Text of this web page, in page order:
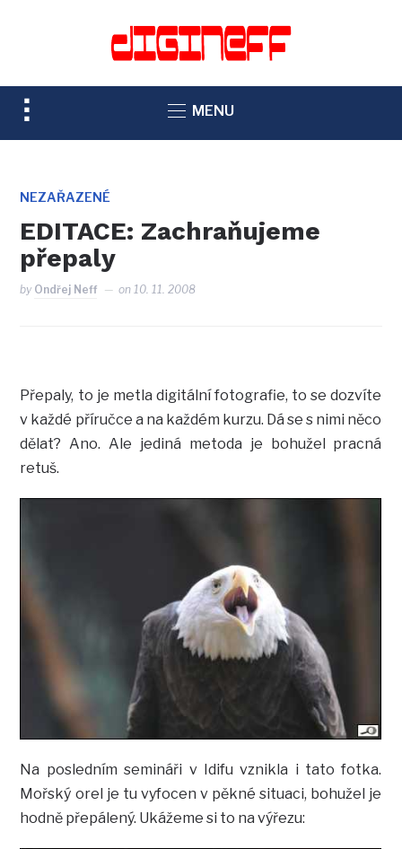
TOGGLE
SIDEBAR
NAVIGATION
MENU
NEZAŘAZENÉ
EDITACE: Zachraňujeme
přepaly
by Ondřej Neff on10. 11. 2008
Přepaly, to je metla digitální fotografie, to se dozvíte
v každé příručce a na každém kurzu. Dá se s nimi něco
dělat? Ano. Ale jediná metoda je bohužel pracná
retuš.
Na posledním semináři v Idifu vznikla i tato fotka.
Mořský orel je tu vyfocen v pěkné situaci, bohužel je
hodně přepálený. Ukážeme si to na výřezu: